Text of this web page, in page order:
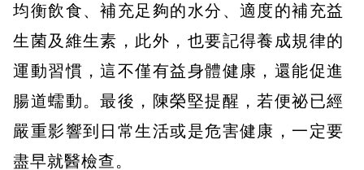
均衡飲食、補充足夠的水分、適度的補充益
生菌及維生素，此外，也要記得養成規律的
運動習慣，這不僅有益身體健康，還能促進
腸道蠕動。最後，陳榮堅提醒，若便祕已經
嚴重影響到日常生活或是危害健康，一定要
盡早就醫檢查。